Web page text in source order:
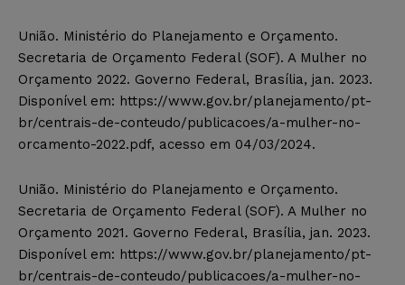
União. Ministério do Planejamento e Orçamento.
Secretaria de Orçamento Federal (SOF). A Mulher no
Orçamento 2022. Governo Federal, Brasília, jan. 2023.
Disponível em: https://www.gov.br/planejamento/pt-
br/centrais-de-conteudo/publicacoes/a-mulher-no-
orcamento-2022.pdf, acesso em 04/03/2024.
União. Ministério do Planejamento e Orçamento.
Secretaria de Orçamento Federal (SOF). A Mulher no
Orçamento 2021. Governo Federal, Brasília, jan. 2023.
Disponível em: https://www.gov.br/planejamento/pt-
br/centrais-de-conteudo/publicacoes/a-mulher-no-